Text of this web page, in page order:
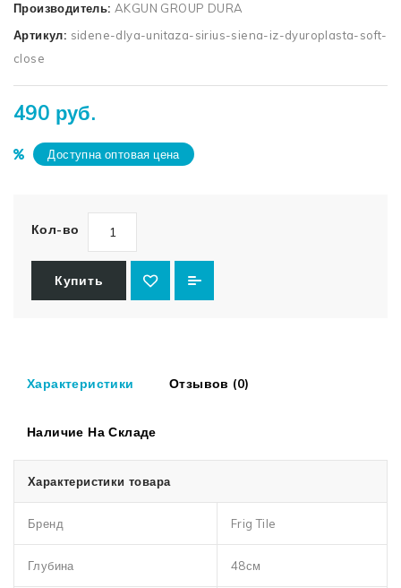
Производитель: AKGUN GROUP DURA
Артикул: sidene-dlya-unitaza-sirius-siena-iz-dyuroplasta-soft-
close
490 руб.
Доступна оптовая цена
Кол-во
Купить
Характеристики Отзывов (0)
Наличие На Складе
Характеристики товара
Бренд Frig Tile
Глубина 48см